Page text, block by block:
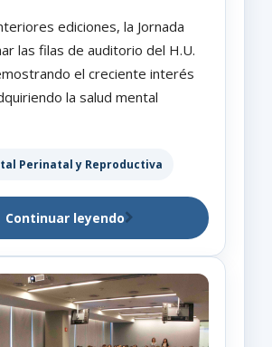
ediciones, la Jornada
las filas de auditorio del H.U.
el creciente interés
la salud mental
Perinatal y Reproductiva
Continuar leyendo